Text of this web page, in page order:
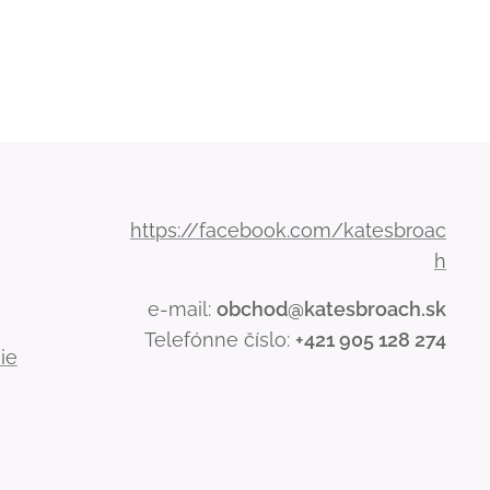
https://facebook.com/katesbroac
h
e-mail: obchod@katesbroach.sk
Telefónne číslo: +421 905 128 274